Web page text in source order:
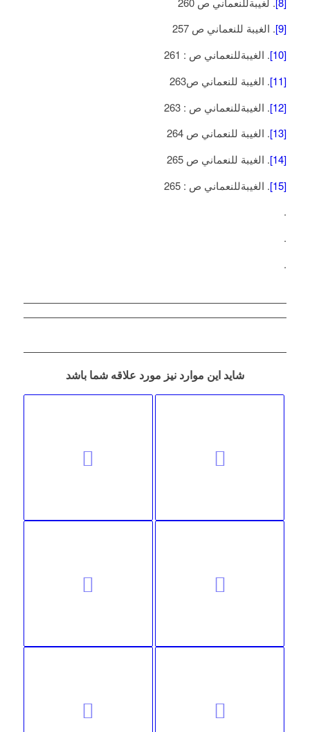
[9]
. الغيبة للنعماني ص 257
[10]
. الغيبةللنعماني ص : 261
[11]
. الغيبة للنعماني ص263
[12]
. الغيبةللنعماني ص : 263
[13]
. الغيبة للنعماني ص 264
[14]
. الغيبة للنعماني ص 265
[15]
. الغيبةللنعماني ص : 265
.
.
.
شاید این موارد نیز مورد علاقه شما باشد